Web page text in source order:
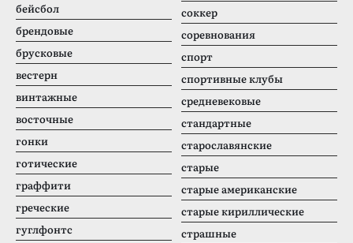
бейсбол
брендовые
брусковые
вестерн
винтажные
восточные
гонки
готические
граффити
греческие
гуглфонтс
соккер
соревнования
спорт
спортивные клубы
средневековые
стандартные
старославянские
старые
старые американские
старые кириллические
страшные